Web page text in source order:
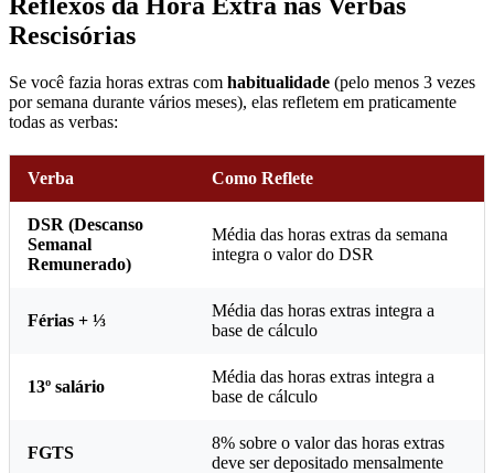
Rescisórias
Se você fazia horas extras com habitualidade (pelo menos 3 vezes
por semana durante vários meses), elas refletem em praticamente
todas as verbas:
Verba Como Reflete
DSR (Descanso
Semanal
Remunerado)
Média das horas extras da semana
integra o valor do DSR
Férias + ⅓
Média das horas extras integra a
base de cálculo
13º salário
Média das horas extras integra a
base de cálculo
FGTS
8% sobre o valor das horas extras
deve ser depositado mensalmente